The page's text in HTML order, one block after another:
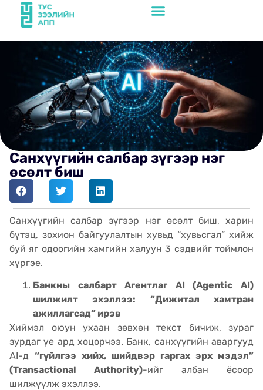
Санхүүгийн салбар зүгээр нэг
өсөлт биш
Санхүүгийн салбар зүгээр нэг өсөлт биш, харин
бүтэц, зохион байгуулалтын хувьд “хувьсгал” хийж
буй яг одоогийн хамгийн халуун 3 сэдвийг тоймлон
хүргэе.
Банкны салбарт Агентлаг AI (Agentic AI)
шилжилт эхэллээ: “Дижитал хамтран
ажиллагсад” ирэв
Хиймэл оюун ухаан зөвхөн текст бичиж, зураг
зурдаг үе ард хоцорчээ. Банк, санхүүгийн аваргууд
AI-д “гүйлгээ хийх, шийдвэр гаргах эрх мэдэл”
(Transactional Authority)-ийг албан ёсоор
шилжүүлж эхэллээ.